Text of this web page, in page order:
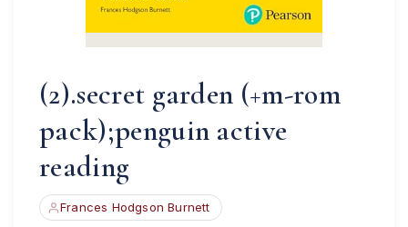
(2).secret garden (+m-rom
pack);penguin active
reading
Frances Hodgson Burnett